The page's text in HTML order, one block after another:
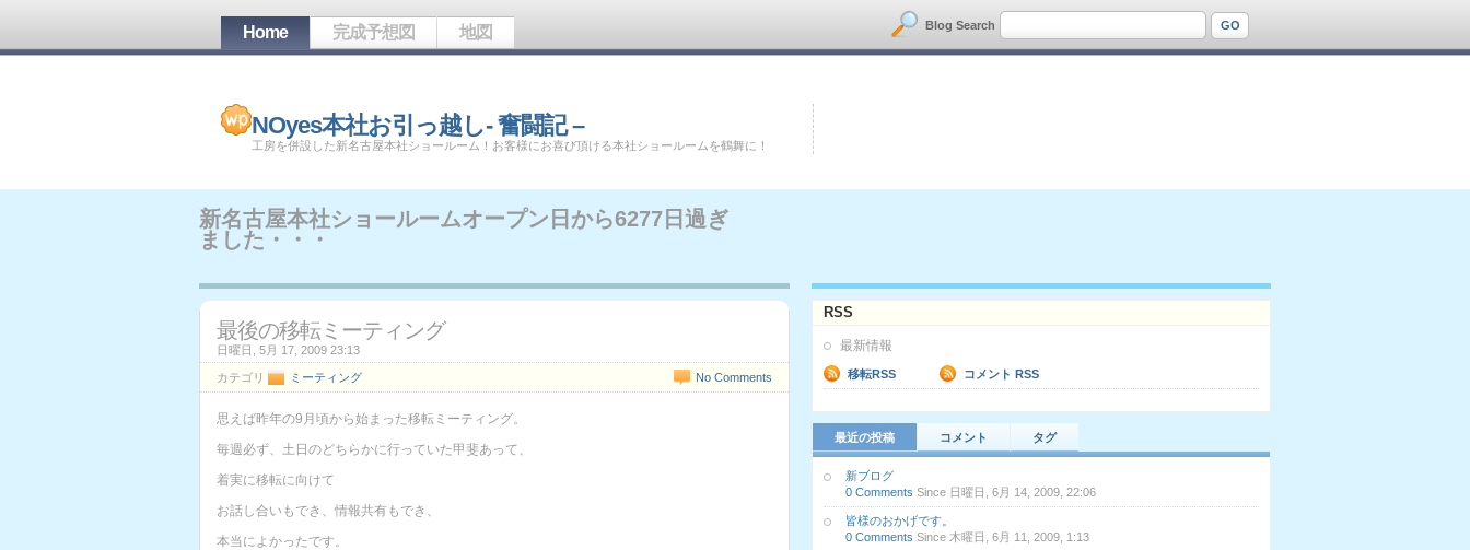
Home 完成予想図 地図 Blog Search
NOyes本社お引っ越し- 奮闘記 –
工房を併設した新名古屋本社ショールーム！お客様にお喜び頂ける本社ショールームを鶴舞に！
新名古屋本社ショールームオープン日から6277日過ぎ
ました・・・
最後の移転ミーティング
日曜日, 5月 17, 2009 23:13
カテゴリ ミーティング No Comments
思えば昨年の9月頃から始まった移転ミーティング。
毎週必ず、土日のどちらかに行っていた甲斐あって、
着実に移転に向けて
お話し合いもでき、情報共有もでき、
本当によかったです。
RSS
最新情報
移転RSS コメント RSS
最近の投稿 コメント タグ
新ブログ
0 Comments Since 日曜日, 6月 14, 2009, 22:06
皆様のおかげです。
0 Comments Since 木曜日, 6月 11, 2009, 1:13